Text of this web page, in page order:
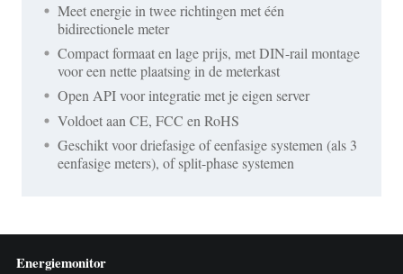
Meet energie in twee richtingen met één
bidirectionele meter
Compact formaat en lage prijs, met DIN-rail montage
voor een nette plaatsing in de meterkast
Open API voor integratie met je eigen server
Voldoet aan CE, FCC en RoHS
Geschikt voor driefasige of eenfasige systemen (als 3
eenfasige meters), of split-phase systemen
Energiemonitor